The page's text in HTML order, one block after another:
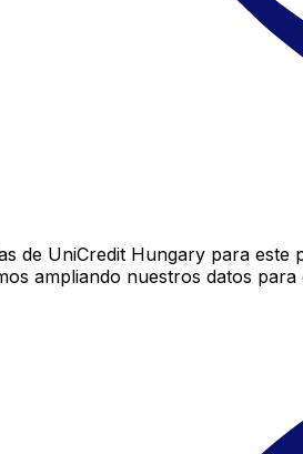
de UniCredit Hungary para
ampliando nuestros datos